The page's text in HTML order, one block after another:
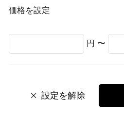
価格を設定
円 〜
設定を解除